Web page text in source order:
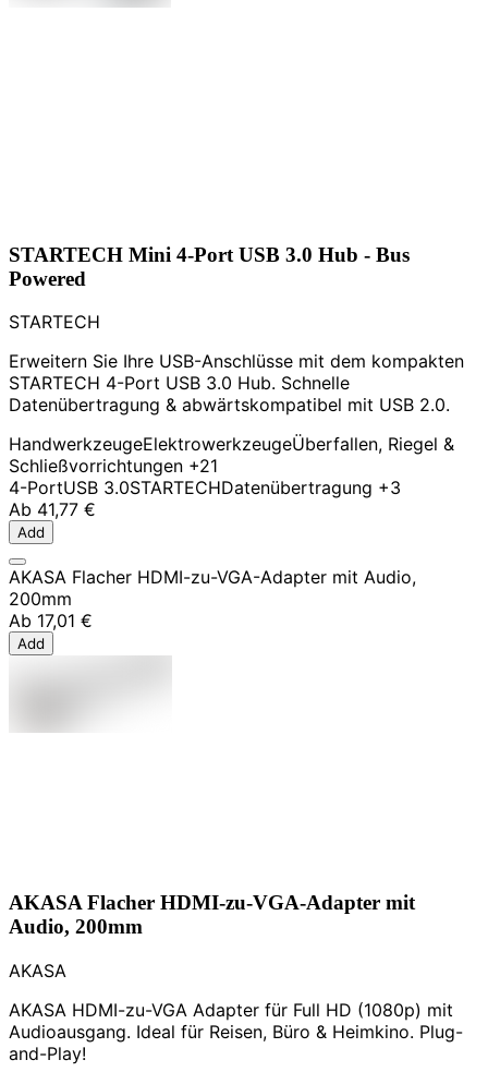
STARTECH Mini 4-Port USB 3.0 Hub - Bus
Powered
STARTECH
Erweitern Sie Ihre USB-Anschlüsse mit dem kompakten
STARTECH 4-Port USB 3.0 Hub. Schnelle
Datenübertragung & abwärtskompatibel mit USB 2.0.
HandwerkzeugeElektrowerkzeugeÜberfallen, Riegel &
Schließvorrichtungen +21
4-PortUSB 3.0STARTECHDatenübertragung +3
Ab 41,77 €
Add
AKASA Flacher HDMI-zu-VGA-Adapter mit Audio,
200mm
Ab 17,01 €
Add
AKASA Flacher HDMI-zu-VGA-Adapter mit
Audio, 200mm
AKASA
AKASA HDMI-zu-VGA Adapter für Full HD (1080p) mit
Audioausgang. Ideal für Reisen, Büro & Heimkino. Plug-
and-Play!